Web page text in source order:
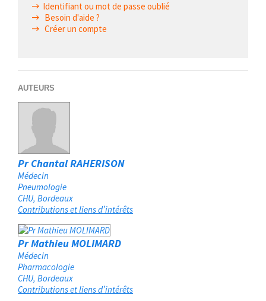
Identifiant ou mot de passe oublié
Besoin d'aide ?
Créer un compte
AUTEURS
Pr Chantal RAHERISON
Médecin
Pneumologie
CHU Bordeaux
Contributions et liens d’intérêts
Pr Mathieu MOLIMARD
Médecin
Pharmacologie
CHU Bordeaux
Contributions et liens d’intérêts